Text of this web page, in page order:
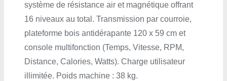
système de résistance air et magnétique offrant
16 niveaux au total. Transmission par courroie,
plateforme bois antidérapante 120 x 59 cm et
console multifonction (Temps, Vitesse, RPM,
Distance, Calories, Watts). Charge utilisateur
illimitée. Poids machine : 38 kg.